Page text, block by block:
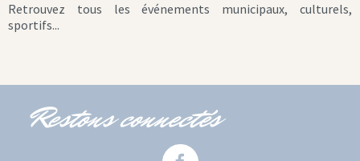
Retrouvez tous les événements municipaux, culturels,
sportifs...
Restons connectés